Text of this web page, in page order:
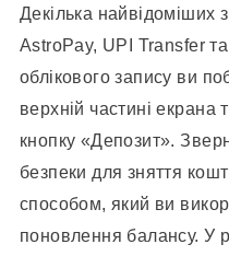
Декілька найвідоміших
AstroPay, UPI Transfer
облікового запису ви
верхній частині екрана
кнопку «Депозит».
безпеки для зняття
способом, який ви
поновлення балансу. У